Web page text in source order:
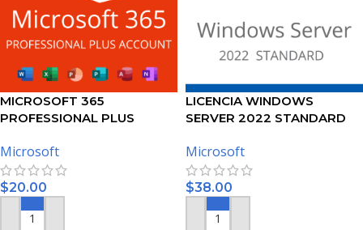
MICROSOFT 365
PROFESSIONAL PLUS
(WINDOWS/MAC OS) – 1
AÑO DE SUSCRIPCIÓN
Microsoft
$20.00
AÑADIR AL CARRITO
LICENCIA WINDOWS
SERVER 2022 STANDARD
Microsoft
$38.00
AÑADIR AL CARRITO